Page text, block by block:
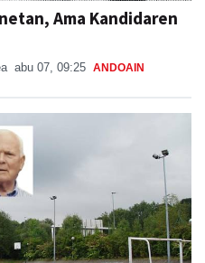
Ama Kandidaren
abu 07, 09:25 ANDOAIN